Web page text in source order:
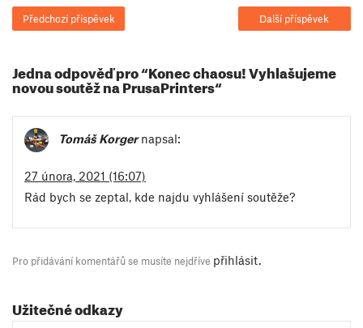
Předchozí příspěvek Další příspěvek
Jedna odpověď pro “Konec chaosu! Vyhlašujeme
novou soutěž na PrusaPrinters“
Tomáš Korger napsal:
27 února, 2021 (16:07)
Rád bych se zeptal, kde najdu vyhlášení soutěže?
Pro přidávání komentářů se musíte nejdříve přihlásit.
Užitečné odkazy